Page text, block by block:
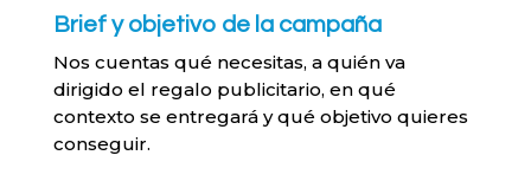
Brief y objetivo de la campaña
Nos cuentas qué necesitas, a quién va
dirigido el regalo publicitario, en qué
contexto se entregará y qué objetivo quieres
conseguir.